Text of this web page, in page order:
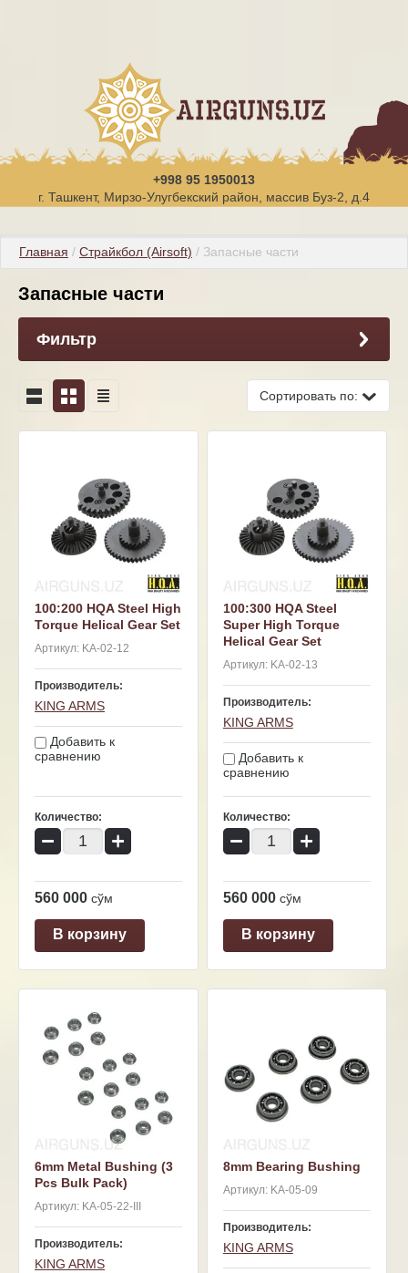
+998 95 1950013
г. Ташкент, Мирзо-Улугбекский район, массив Буз-2, д.4
Главная / Страйкбол (Airsoft) / Запасные части
Запасные части
Фильтр
Сортировать по:
100:200 HQA Steel High
Torque Helical Gear Set
Артикул: KA-02-12
Производитель:
KING ARMS
Добавить к
сравнению
Количество:
− +
560 000 сўм
В корзину
100:300 HQA Steel
Super High Torque
Helical Gear Set
Артикул:KA-02-13
Производитель:
KING ARMS
Добавить к
сравнению
Количество:
− +
560 000 сўм
В корзину
6mm Metal Bushing (3
Pcs Bulk Pack)
Артикул: KA-05-22-III
Производитель:
KING ARMS
8mm Bearing Bushing
Артикул:KA-05-09
Производитель:
KING ARMS